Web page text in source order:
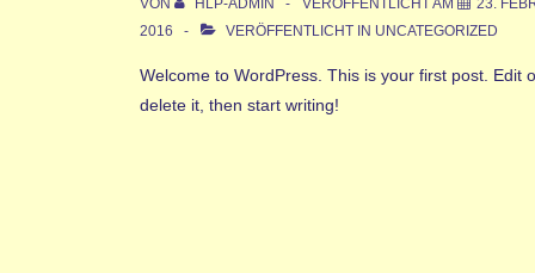
VON HLP-ADMIN VERÖFFENTLICHT AM
23.
2016
VERÖFFENTLICHT IN UNCATEGORIZED
Welcome to WordPress. This is your first post. Edit
delete it, then start writing!